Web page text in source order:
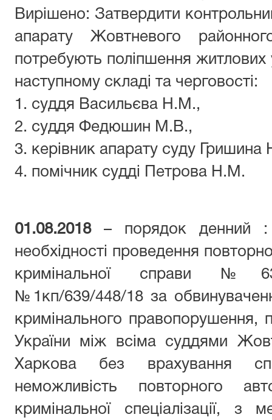
Вирішено: Затвердити
апарату Жовтневого
потребують поліпшення
наступному складі та черговості:
1. суддя Васильєва Н.М.,
2. суддя Федюшин М.В.,
3. керівник апарату суду Гришина
4. помічник судді Петрова Н.М.
01.08.2018– порядок денний :
необхідності проведення
кримінальної справи
№1кп/639/448/18 за
кримінального правопорушення,
України між всіма суддями
Харкова без врахування
неможливість повторного
кримінальної спеціалізації, з